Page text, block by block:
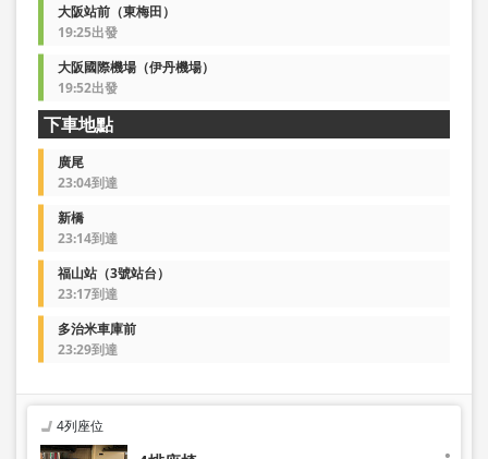
大阪站前（東梅田）
19:25出發
大阪國際機場（伊丹機場）
19:52出發
下車地點
廣尾
23:04到達
新橋
23:14到達
福山站（3號站台）
23:17到達
多治米車庫前
23:29到達
4列座位